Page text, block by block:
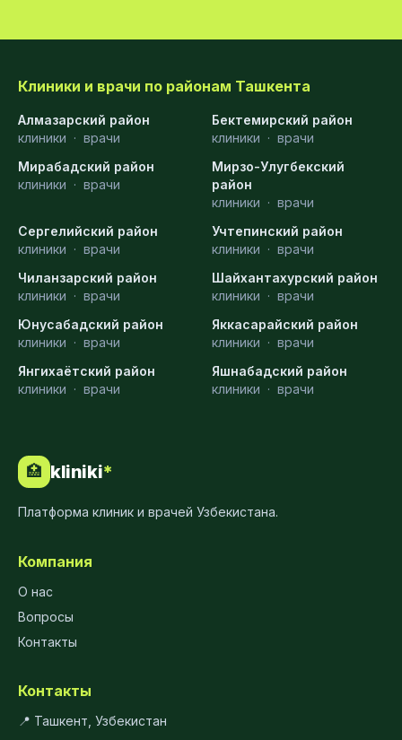
Клиники и врачи по районам Ташкента
Алмазарский район
клиники · врачи
Бектемирский район
клиники · врачи
Мирабадский район
клиники · врачи
Мирзо-Улугбекский
район
клиники · врачи
Сергелийский район
клиники · врачи
Учтепинский район
клиники · врачи
Чиланзарский район
клиники · врачи
Шайхантахурский район
клиники · врачи
Юнусабадский район
клиники · врачи
Яккасарайский район
клиники · врачи
Янгихаётский район
клиники · врачи
Яшнабадский район
клиники · врачи
🏥 kliniki*
Платформа клиник и врачей Узбекистана.
Компания
О нас
Вопросы
Контакты
Контакты
📍 Ташкент, Узбекистан